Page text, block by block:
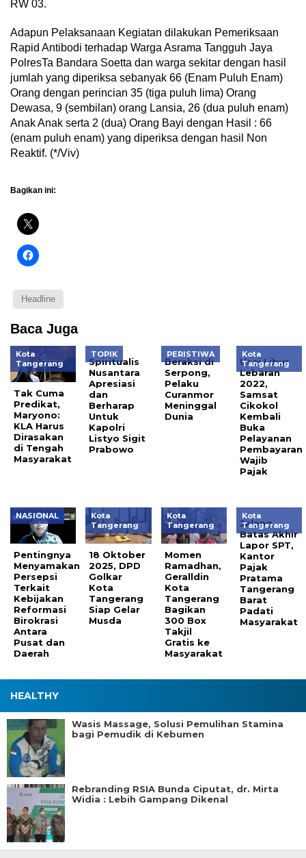
RW 03.
Adapun Pelaksanaan Kegiatan dilakukan Pemeriksaan
Rapid Antibodi terhadap Warga Asrama Tangguh Jaya
PolresTa Bandara Soetta dan warga sekitar dengan hasil
jumlah yang diperiksa sebanyak 66 (Enam Puluh Enam)
Orang dengan perincian 35 (tiga puluh lima) Orang
Dewasa, 9 (sembilan) orang Lansia, 26 (dua puluh enam)
Anak Anak serta 2 (dua) Orang Bayi dengan Hasil : 66
(enam puluh enam) yang diperiksa dengan hasil Non
Reaktif. (*/Viv)
Bagikan ini:
Headline
Baca Juga
Kota
Tangerang
Tak Cuma
Predikat,
Maryono:
KLA Harus
Dirasakan
di Tengah
Masyarakat
TOPIK
Spiritualis
Nusantara
Apresiasi
dan
Berharap
Untuk
Kapolri
Listyo Sigit
Prabowo
PERISTIWA
Beraksi di
Serpong,
Pelaku
Curanmor
Meninggal
Dunia
Kota
Tangerang
Usai Libur
Lebaran
2022,
Samsat
Cikokol
Kembali
Buka
Pelayanan
Pembayaran
Wajib
Pajak
NASIONAL
Pentingnya
Menyamakan
Persepsi
Terkait
Kebijakan
Reformasi
Birokrasi
Antara
Pusat dan
Daerah
Kota
Tangerang
18 Oktober
2025, DPD
Golkar
Kota
Tangerang
Siap Gelar
Musda
Kota
Tangerang
Momen
Ramadhan,
Geralldin
Kota
Tangerang
Bagikan
300 Box
Takjil
Gratis ke
Masyarakat
Kota
Tangerang
Jelang
Batas Akhir
Lapor SPT,
Kantor
Pajak
Pratama
Tangerang
Barat
Padati
Masyarakat
HEALTHY
Wasis Massage, Solusi Pemulihan Stamina
bagi Pemudik di Kebumen
Rebranding RSIA Bunda Ciputat, dr. Mirta
Widia : Lebih Gampang Dikenal